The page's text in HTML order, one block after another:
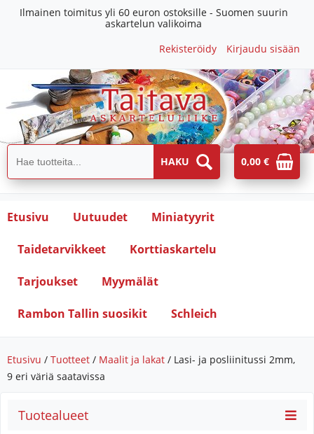
Ilmainen toimitus yli 60 euron ostoksille - Suomen suurin
askartelun valikoima
Rekisteröidy
Kirjaudu sisään
0,00 €
Etusivu Uutuudet Miniatyyrit
Taidetarvikkeet Korttiaskartelu
Tarjoukset Myymälät
Rambon Tallin suosikit Schleich
Etusivu / Tuotteet / Maalit ja lakat / Lasi- ja posliinitussi 2mm,
9 eri väriä saatavissa
Tuotealueet